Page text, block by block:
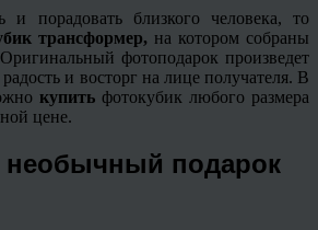
и порадовать близкого человека, то
трансформер, на котором собраны
фотоподарок произведет
и восторг на лице получателя. В
купить фотокубик любого размера
цене.
необычный подарок